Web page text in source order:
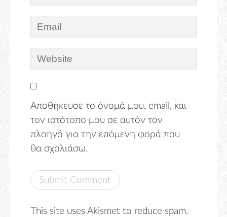
Αποθήκευσε το όνομά μου, email, και
τον ιστότοπο μου σε αυτόν τον
πλοηγό για την επόμενη φορά που
θα σχολιάσω.
This site uses Akismet to reduce spam.